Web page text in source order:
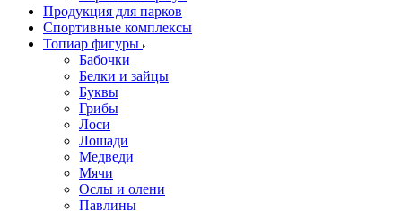
Продукция для парков
Спортивные комплексы
Топиар фигуры
Бабочки
Белки и зайцы
Буквы
Грибы
Лоси
Лошади
Медведи
Мячи
Ослы и олени
Павлины